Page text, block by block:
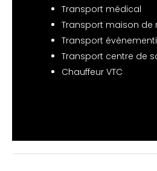
Transport médical
Transport maison de
Transport
Transport centre de
Chauffeur VTC